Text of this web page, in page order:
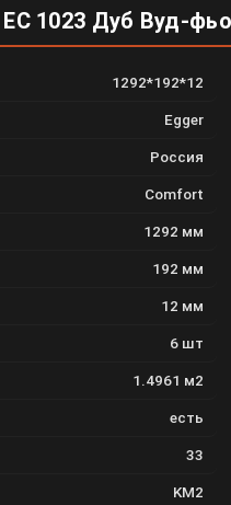
1023 Дуб Вуд-
1292*192*12
Egger
Россия
Comfort
1292 мм
192 мм
12 мм
6 шт
1.4961 м2
есть
33
KM2